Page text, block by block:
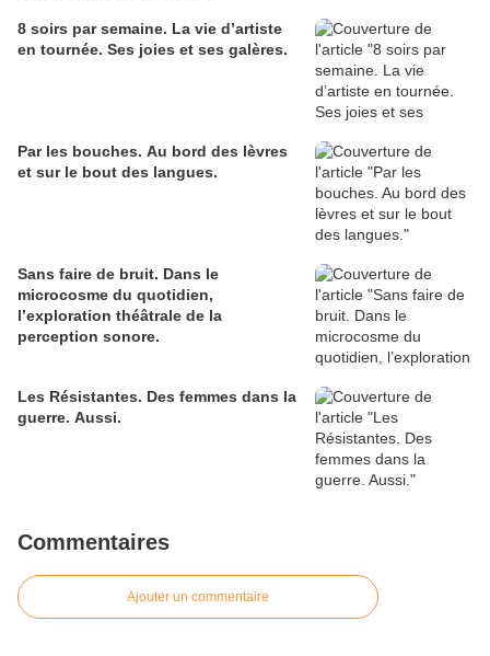
8 soirs par semaine. La vie d’artiste
en tournée. Ses joies et ses galères.
Par les bouches. Au bord des lèvres
et sur le bout des langues.
Sans faire de bruit. Dans le
microcosme du quotidien,
l’exploration théâtrale de la
perception sonore.
Les Résistantes. Des femmes dans la
guerre. Aussi.
Commentaires
Ajouter un commentaire